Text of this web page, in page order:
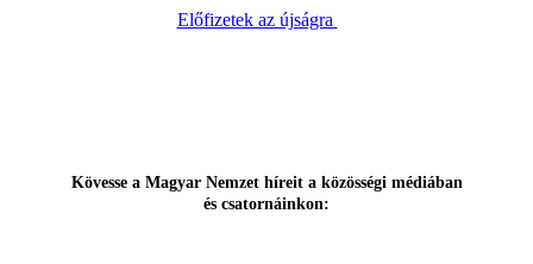
Előfizetek az újságra
Kövesse a Magyar Nemzet híreit a közösségi médiában
és csatornáinkon: